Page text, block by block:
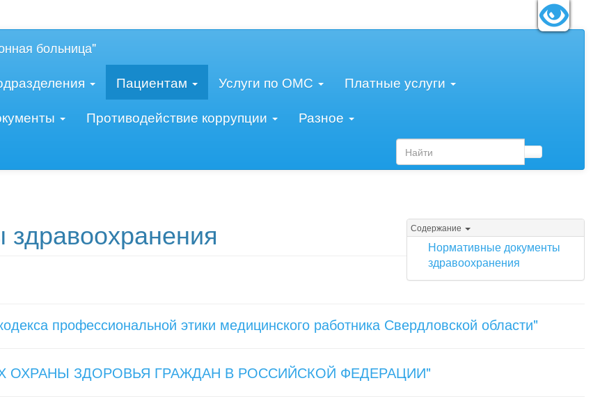
больница"
Пациентам Услуги по ОМС
Платные услуги
Противодействие коррупции Разное
Содержание
Нормативные документы
здравоохранения
профессиональной этики медицинского работника Свердловской области"
ОХРАНЫ ЗДОРОВЬЯ ГРАЖДАН В РОССИЙСКОЙ ФЕДЕРАЦИИ"